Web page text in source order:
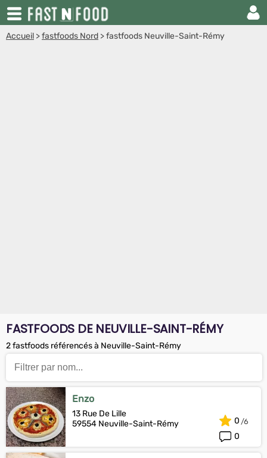
Accueil >fastfoods Nord >fastfoods Neuville-Saint-Rémy
FASTFOODS DE NEUVILLE-SAINT-RÉMY
2 fastfoods référencés à Neuville-Saint-Rémy
Enzo
13 Rue De Lille
59554 Neuville-Saint-Rémy
0
0